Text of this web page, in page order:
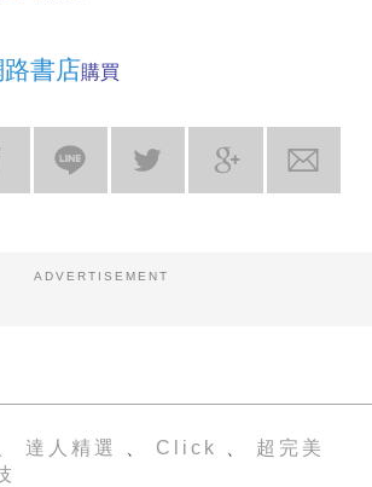
書店購買
ADVERTISEMENT
達人精選 Click
超完美